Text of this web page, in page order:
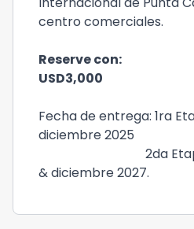
centro comerciales.
Reserve con:
USD3,000
Fecha de entrega: 1ra
diciembre 2025
2da Etapa:
& diciembre 2027.